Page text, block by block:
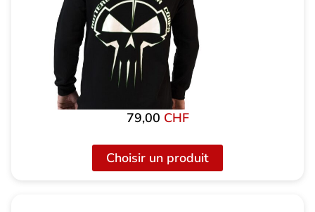
79,00 CHF
Choisir un produit